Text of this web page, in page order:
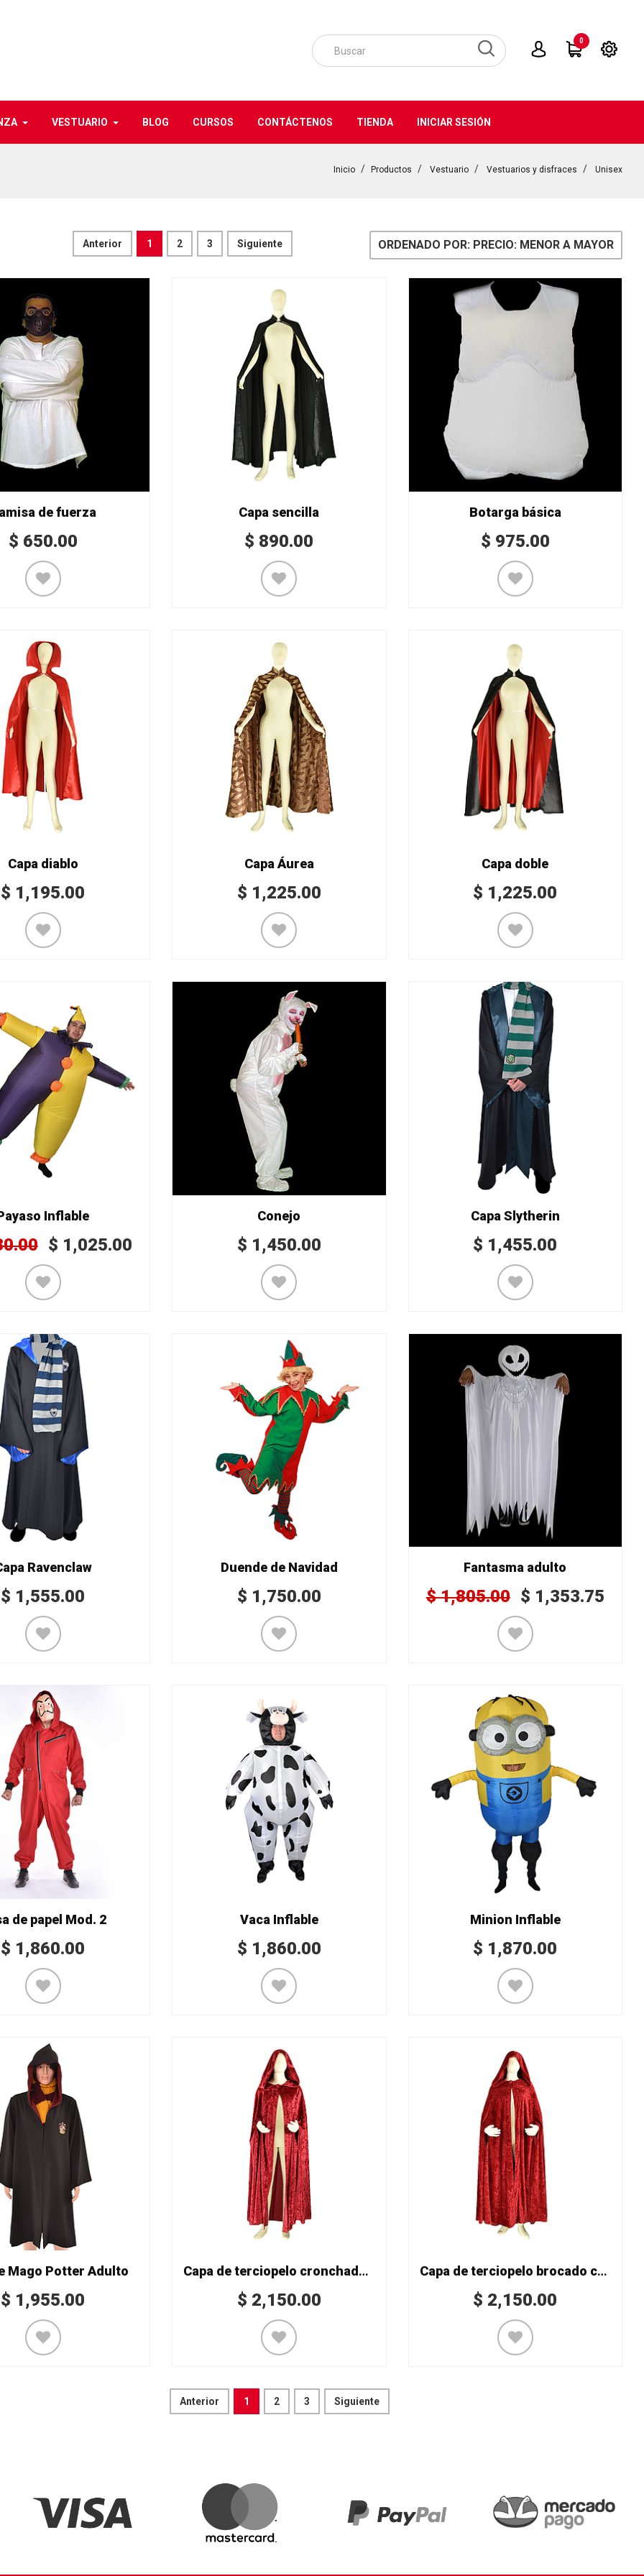
0
VESTUARIO BLOG CURSOS CONTÁCTENOS TIENDA INICIAR SESIÓN
Inicio Productos Vestuario Vestuarios y disfraces Unisex
Anterior 1 2 3 Siguiente ORDENADO POR: PRECIO: MENOR A MAYOR
de fuerza
$ 650.00
Capa sencilla
$ 890.00
Botarga básica
$ 975.00
Capa diablo
$ 1,195.00
Capa Áurea
$ 1,225.00
Capa doble
$ 1,225.00
Inflable
$ 1,025.00
Conejo
$ 1,450.00
Capa Slytherin
$ 1,455.00
Ravenclaw
$ 1,555.00
Duende de Navidad
$ 1,750.00
Fantasma adulto
$1,805.00 $ 1,353.75
de papel Mod. 2
$ 1,860.00
Vaca Inflable
$ 1,860.00
Minion Inflable
$ 1,870.00
Mago Potter Adulto
$ 1,955.00
Capa de terciopelo cronchado corta
$ 2,150.00
Capa de terciopelo brocado corta
$ 2,150.00
Anterior 1 2 3 Siguiente